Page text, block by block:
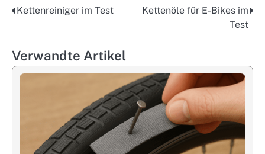
Post
Kettenreiniger im Test
Kettenöle für E-Bikes im
Test
Verwandte Artikel